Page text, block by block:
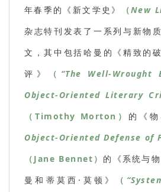
年春季的《新文学史》
（New
杂志特刊发表了一系列与新物
文，其中包括哈曼的《精致的
评》
（ “The Well-Wrought
Object-Oriented Literary
（Timothy Morton） 的《
Object-Oriented Defense of
（Jane Bennet） 的《系统与
曼和蒂莫西·莫顿》
（